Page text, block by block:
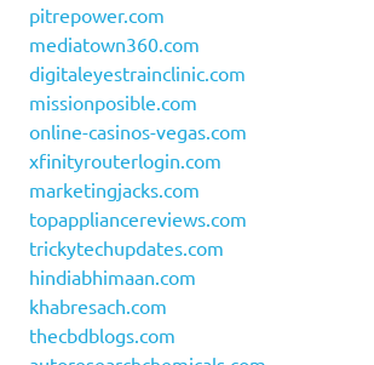
pitrepower.com
mediatown360.com
digitaleyestrainclinic.com
missionposible.com
online-casinos-vegas.com
xfinityrouterlogin.com
marketingjacks.com
topappliancereviews.com
trickytechupdates.com
hindiabhimaan.com
khabresach.com
thecbdblogs.com